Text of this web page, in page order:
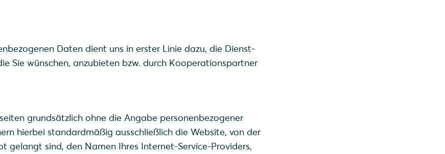
Daten dient uns in erster Linie dazu, die Dienst-
Sie wünschen, anzubieten bzw. durch Kooperationspartner
grundsätzlich ohne die Angabe personenbezogener
hierbei standardmäßig ausschließlich die Website, von der
gelangt sind, den Namen Ihres Internet-Service-Providers,